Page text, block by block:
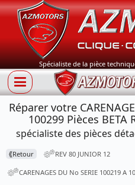
Spécialiste de la pièce
Réparer votre
100299 Pièces BETA
spécialiste des pièces
⟪Retour REV 80 JUNIOR 12
CARENAGES DU No SERIE 100219 A